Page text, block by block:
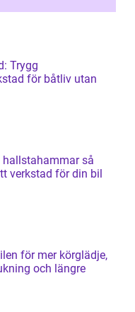
Trygg
för båtliv utan
så
verkstad för din bil
för mer körglädje,
och längre